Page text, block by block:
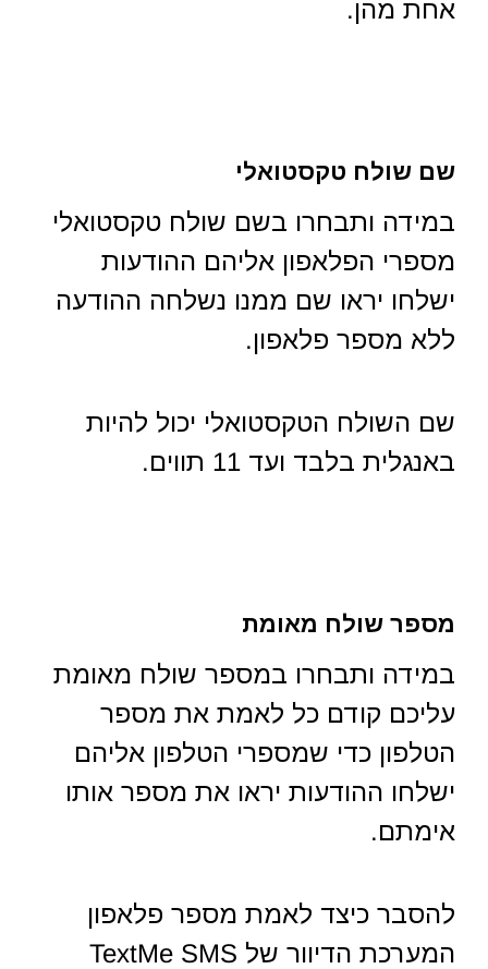
אחת מהן.
שם שולח טקסטואלי
במידה ותבחרו בשם שולח טקסטואלי
מספרי הפלאפון אליהם ההודעות
ישלחו יראו שם ממנו נשלחה ההודעה
ללא מספר פלאפון.
שם השולח הטקסטואלי יכול להיות
באנגלית בלבד ועד 11 תווים.
מספר שולח מאומת
במידה ותבחרו במספר שולח מאומת
עליכם קודם כל לאמת את מספר
הטלפון כדי שמספרי הטלפון אליהם
ישלחו ההודעות יראו את מספר אותו
אימתם.
להסבר כיצד לאמת מספר פלאפון
המערכת הדיוור של TextMe SMS